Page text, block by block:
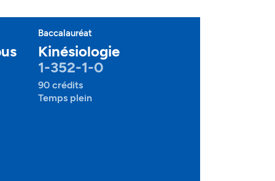
Baccalauréat
Kinésiologie
1-352-1-0
90 crédits
Temps plein